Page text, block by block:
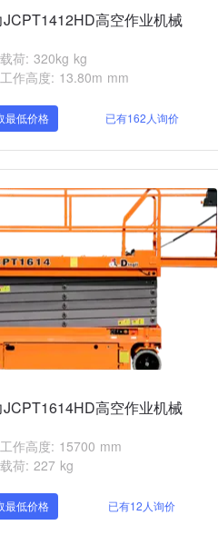
JCPT1412HD高空作业机械
荷: 320kg kg
作高度: 13.80m mm
最低价格 已有162人询价
JCPT1614HD高空作业机械
作高度: 15700 mm
荷: 227 kg
最低价格 已有12人询价